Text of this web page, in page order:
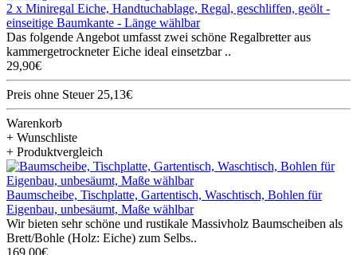
2 x Miniregal Eiche, Handtuchablage, Regal, geschliffen, geölt -
einseitige Baumkante - Länge wählbar
Das folgende Angebot umfasst zwei schöne Regalbretter aus
kammergetrockneter Eiche ideal einsetzbar ..
29,90€
Preis ohne Steuer 25,13€
Warenkorb
+ Wunschliste
+ Produktvergleich
Baumscheibe, Tischplatte, Gartentisch, Waschtisch, Bohlen für
Eigenbau, unbesäumt, Maße wählbar
Wir bieten sehr schöne und rustikale Massivholz Baumscheiben als
Brett/Bohle (Holz: Eiche) zum Selbs..
169,00€